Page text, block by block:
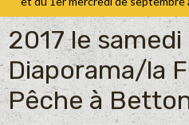
2017 le
Diaporama/la
Pêche à